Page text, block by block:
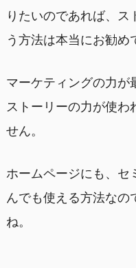
りたいのであれば、
う方法は本当にお勧め
マーケティングの力が
ストーリーの力が使わ
せん。
ホームページにも、セ
んでも使える方法なの
ね。